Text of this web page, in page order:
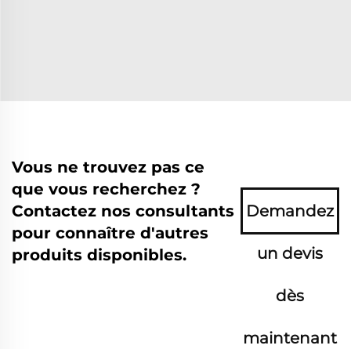
Vous ne trouvez pas ce
que vous recherchez ?
Contactez nos consultants
pour connaître d'autres
produits disponibles.
Demandez
un devis
dès
maintenant